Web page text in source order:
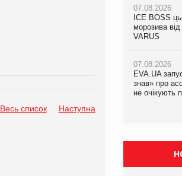
Весь список Наступна
07.08.2026
ICE BOSS
морозива
VARUS
07.08.2026
EVA.UA
знав» про
не очікують
07.08.2026
ICE BOSS
морозива
VARUS
07.08.2026
EVA.UA
знав» про
не очікують
07.08.2026
Франція